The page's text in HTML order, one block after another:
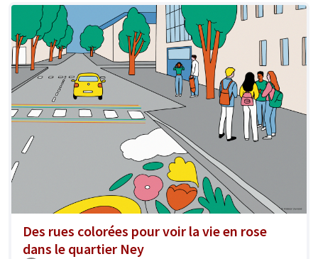
Des rues colorées pour voir la vie en rose
dans le quartier Ney